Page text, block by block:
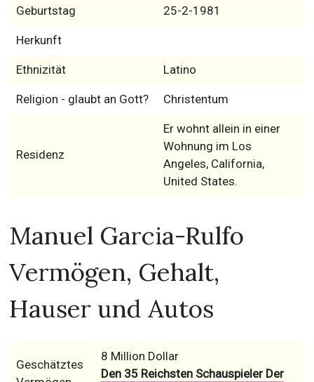
Geburtstag 25-2-1981
Herkunft
Ethnizität Latino
Religion - glaubt an Gott? Christentum
Residenz
Er wohnt allein in einer
Wohnung im Los
Angeles, California,
United States.
Manuel Garcia-Rulfo
Vermögen, Gehalt,
Hauser und Autos
Geschätztes
8 Million Dollar
Den 35 Reichsten Schauspieler Der